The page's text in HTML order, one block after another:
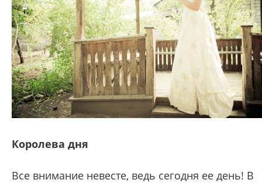
Королева дня
Все внимание невесте, ведь сегодня ее день! В